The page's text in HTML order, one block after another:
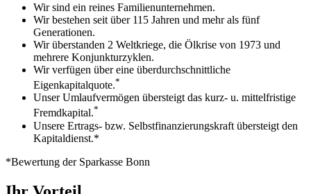
Wir sind ein reines Familienunternehmen.
Wir bestehen seit über 115 Jahren und mehr als fünf
Generationen.
Wir überstanden 2 Weltkriege, die Ölkrise von 1973 und
mehrere Konjunkturzyklen.
Wir verfügen über eine überdurchschnittliche
Eigenkapitalquote.*
Unser Umlaufvermögen übersteigt das kurz- u. mittelfristige
Fremdkapital.*
Unsere Ertrags- bzw. Selbstfinanzierungskraft übersteigt den
Kapitaldienst.*
*Bewertung der Sparkasse Bonn